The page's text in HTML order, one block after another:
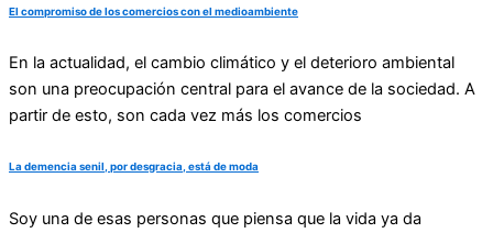
El compromiso de los comercios con el medioambiente
En la actualidad, el cambio climático y el deterioro ambiental
son una preocupación central para el avance de la sociedad. A
partir de esto, son cada vez más los comercios
La demencia senil, por desgracia, está de moda
Soy una de esas personas que piensa que la vida ya da